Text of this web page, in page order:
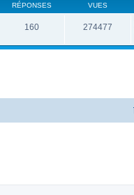
RÉPONSES VUES
160 274477